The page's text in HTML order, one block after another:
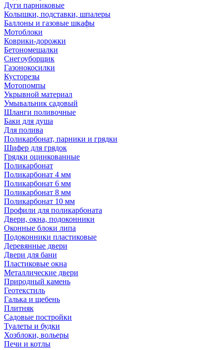
Дуги парниковые
Колышки, подставки, шпалеры
Баллоны и газовые шкафы
Мотоблоки
Коврики-дорожки
Бетономешалки
Снегоуборщик
Газонокосилки
Кусторезы
Мотопомпы
Укрывной материал
Умывальник садовый
Шланги поливочные
Баки для душа
Для полива
Поликарбонат, парники и грядки
Шифер для грядок
Грядки оцинкованные
Поликарбонат
Поликарбонат 4 мм
Поликарбонат 6 мм
Поликарбонат 8 мм
Поликарбонат 10 мм
Профили для поликарбоната
Двери, окна, подоконники
Оконные блоки липа
Подоконники пластиковые
Деревянные двери
Двери для бани
Пластиковые окна
Металлические двери
Природный камень
Геотекстиль
Галька и щебень
Плитняк
Садовые постройки
Туалеты и будки
Хозблоки, вольеры
Печи и котлы